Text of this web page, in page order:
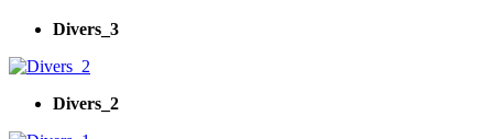
Divers_3
Divers_2